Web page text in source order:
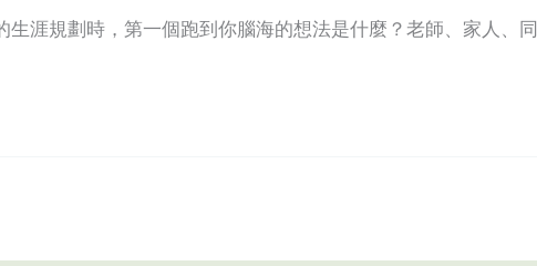
生涯規劃時，第一個跑到你腦海的想法是什麼？老師、家人、